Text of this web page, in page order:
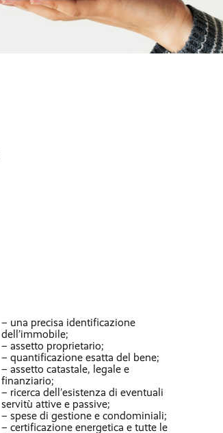
– una precisa identificazione
dell’immobile;
– assetto proprietario;
– quantificazione esatta del bene;
– assetto catastale, legale e
finanziario;
– ricerca dell’esistenza di eventuali
servitù attive e passive;
– spese di gestione e condominiali;
– certificazione energetica e tutte le